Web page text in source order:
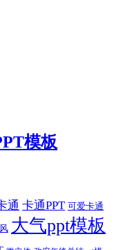
模板
通 卡通PPT 可爱卡通
大气ppt模板